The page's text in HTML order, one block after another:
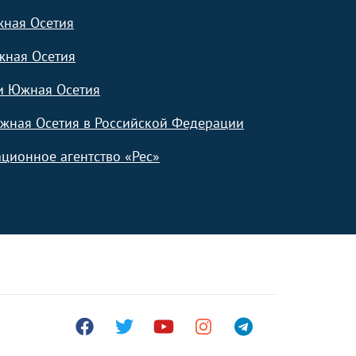
Осетия
Осетия
Южная Осетия
Осетия в Российской Федерации
агентство «Рес»